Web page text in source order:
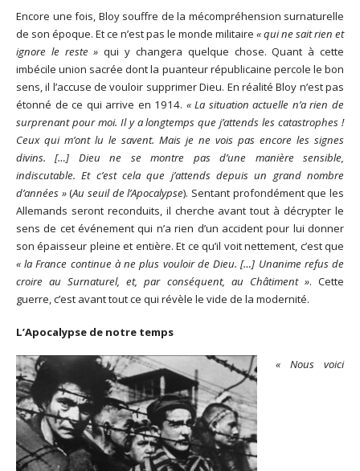
Encore une fois, Bloy souffre de la mécompréhension surnaturelle
de son époque. Et ce n’est pas le monde militaire « qui ne sait rien et
ignore le reste » qui y changera quelque chose. Quant à cette
imbécile union sacrée dont la puanteur républicaine percole le bon
sens, il l’accuse de vouloir supprimer Dieu. En réalité Bloy n’est pas
étonné de ce qui arrive en 1914. « La situation actuelle n’a rien de
surprenant pour moi. Il y a longtemps que j’attends les catastrophes !
Ceux qui m’ont lu le savent. Mais je ne vois pas encore les signes
divins. […] Dieu ne se montre pas d’une manière sensible,
indiscutable. Et c’est cela que j’attends depuis un grand nombre
d’années »(Au seuil de l’Apocalypse). Sentant profondément que les
Allemands seront reconduits, il cherche avant tout à décrypter le
sens de cet événement qui n’a rien d’un accident pour lui donner
son épaisseur pleine et entière. Et ce qu’il voit nettement, c’est que
« la France continue à ne plus vouloir de Dieu. […] Unanime refus de
croire au Surnaturel, et, par conséquent, au Châtiment ». Cette
guerre, c’est avant tout ce qui révèle le vide de la modernité.
L’Apocalypse de notre temps
« Nous voici